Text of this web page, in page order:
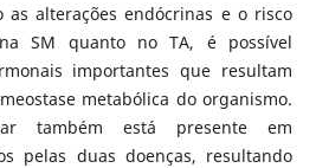
as alterações endócrinas e o risco
SM quanto no TA, é possível
importantes que resultam
metabólica do organismo.
também está presente em
pelas duas doenças, resultando